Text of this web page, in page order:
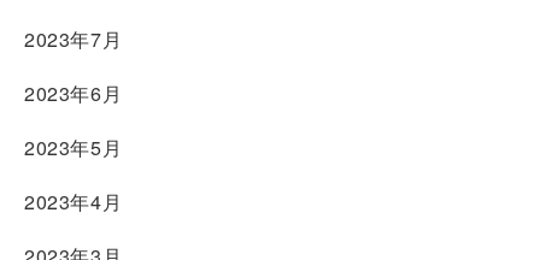
2023年7月
2023年6月
2023年5月
2023年4月